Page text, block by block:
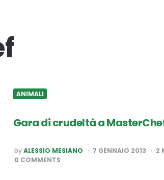
ANIMALI
Gara di crudeltà a
POSTED
BY
byALESSIO MESIANO 7 GENNAIO 2013 2
0 COMMENTS